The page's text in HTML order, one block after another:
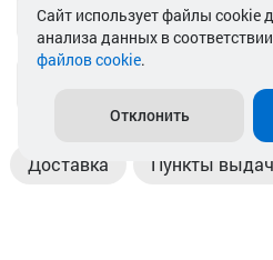
Telegram
Доставка Пункты
Cайт использует файлы cookie
анализа данных в
файлов cookie.
Отклонить